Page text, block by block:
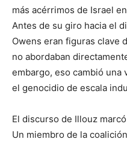
más acérrimos de Israel
Antes de su giro hacia el
Owens eran figuras clave
no abordaban
embargo, eso cambió una
el genocidio de escala
El discurso de Illouz
Un miembro de la